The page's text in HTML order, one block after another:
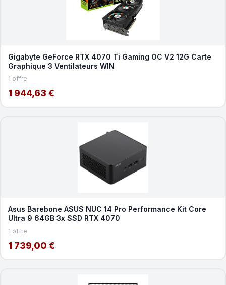
Gigabyte GeForce RTX 4070 Ti Gaming OC V2 12G Carte
Graphique 3 Ventilateurs WIN
1 offre
1 944,63 €
Asus Barebone ASUS NUC 14 Pro Performance Kit Core
Ultra 9 64GB 3x SSD RTX 4070
1 offre
1 739,00 €